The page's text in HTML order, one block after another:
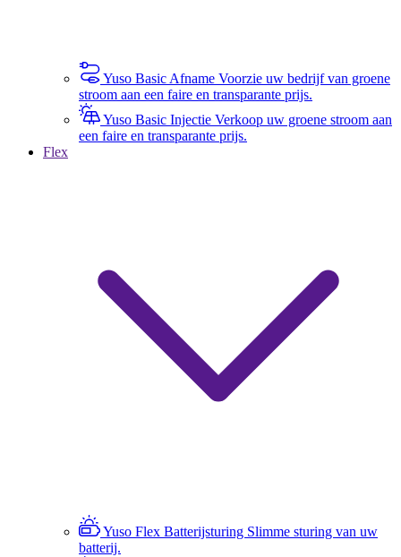
Yuso Basic Afname Voorzie uw bedrijf van groene
stroom aan een faire en transparante prijs.
Yuso Basic Injectie Verkoop uw groene stroom aan
een faire en transparante prijs.
Flex
Yuso Flex Batterijsturing Slimme sturing van uw
batterij.